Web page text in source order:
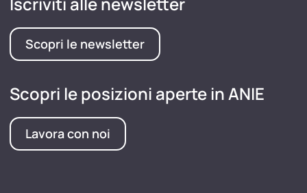
Scopri le newsletter
Scopri le posizioni aperte in ANIE
Lavora con noi